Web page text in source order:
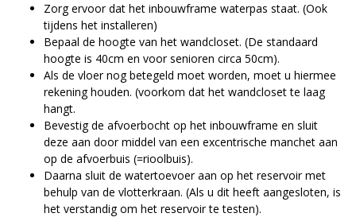
Zorg ervoor dat het inbouwframe waterpas staat. (Ook
tijdens het installeren)
Bepaal de hoogte van het wandcloset. (De standaard
hoogte is 40cm en voor senioren circa 50cm).
Als de vloer nog betegeld moet worden, moet u hiermee
rekening houden. (voorkom dat het wandcloset te laag
hangt.
Bevestig de afvoerbocht op het inbouwframe en sluit
deze aan door middel van een excentrische manchet aan
op de afvoerbuis (=rioolbuis).
Daarna sluit de watertoevoer aan op het reservoir met
behulp van de vlotterkraan. (Als u dit heeft aangesloten, is
het verstandig om het reservoir te testen).